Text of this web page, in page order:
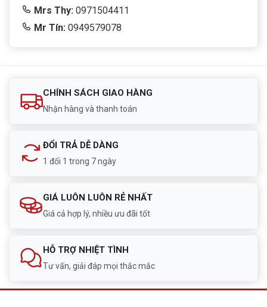
Mrs Thy: 0971504411
Mr Tín: 0949579078
CHÍNH SÁCH GIAO HÀNG
Nhận hàng và thanh toán
ĐỔI TRẢ DỄ DÀNG
1 đổi 1 trong 7 ngày
GIÁ LUÔN LUÔN RẺ NHẤT
Giá cả hợp lý, nhiều ưu đãi tốt
HỖ TRỢ NHIỆT TÌNH
Tư vấn, giải đáp mọi thắc mắc